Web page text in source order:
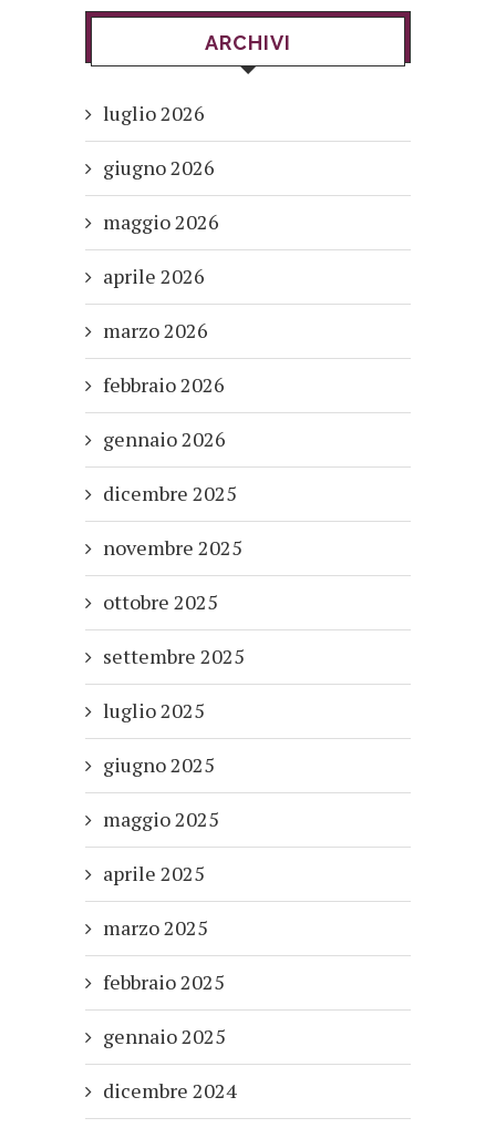
ARCHIVI
luglio 2026
giugno 2026
maggio 2026
aprile 2026
marzo 2026
febbraio 2026
gennaio 2026
dicembre 2025
novembre 2025
ottobre 2025
settembre 2025
luglio 2025
giugno 2025
maggio 2025
aprile 2025
marzo 2025
febbraio 2025
gennaio 2025
dicembre 2024